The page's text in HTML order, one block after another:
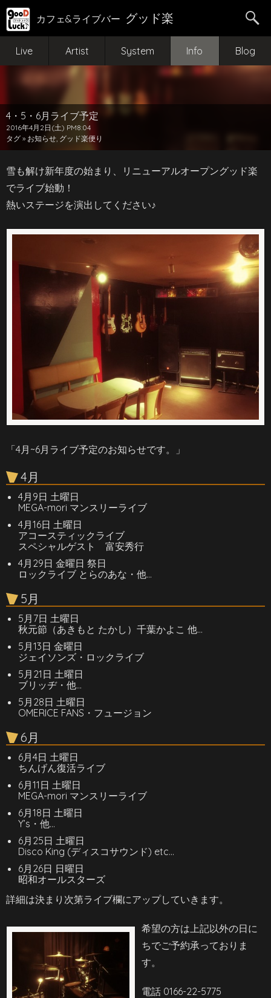
カフェ&ライブバー グッド楽
Live Artist System Info Blog
4・5・6月ライブ予定
2016年4月2日(土) PM8:04
タグ » お知らせ, グッド楽便り
雪も解け新年度の始まり、リニューアルオープングッド楽
でライブ始動！
熱いステージを演出してください♪
「4月~6月ライブ予定のお知らせです。」
4月
4月9日 土曜日
MEGA-mori マンスリーライブ
4月16日 土曜日
アコースティックライブ
スペシャルゲスト 富安秀行
4月29日 金曜日 祭日
ロックライブ とらのあな・他…
5月
5月7日 土曜日
秋元節（あきもと たかし）千葉かよこ 他…
5月13日 金曜日
ジェイソンズ・ロックライブ
5月21日 土曜日
ブリッヂ・他…
5月28日 土曜日
OMERICE FANS・フュージョン
6月
6月4日 土曜日
ちんげん復活ライブ
6月11日 土曜日
MEGA-mori マンスリーライブ
6月18日 土曜日
Y’s・他…
6月25日 土曜日
Disco King (ディスコサウンド) etc…
6月26日 日曜日
昭和オールスターズ
詳細は決まり次第ライブ欄にアップしていきます。
希望の方は上記以外の日に
ちでご予約承っておりま
す。
電話 0166-22-5775